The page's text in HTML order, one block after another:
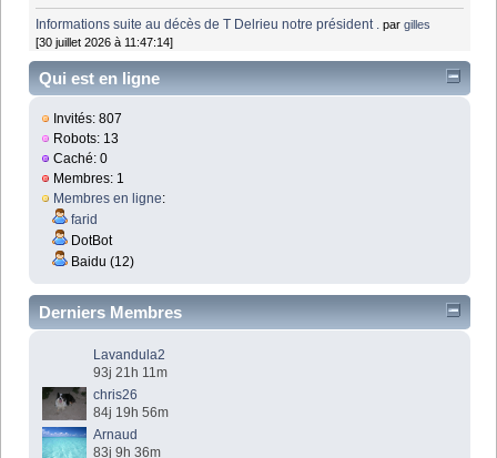
Informations suite au décès de T Delrieu notre président . pargilles
[30 juillet 2026 à 11:47:14]
Qui est en ligne
Invités: 807
Robots: 13
Caché: 0
Membres: 1
Membres en ligne:
farid
DotBot
Baidu (12)
Derniers Membres
Lavandula2
93j 21h 11m
chris26
84j 19h 56m
Arnaud
83j 9h 36m